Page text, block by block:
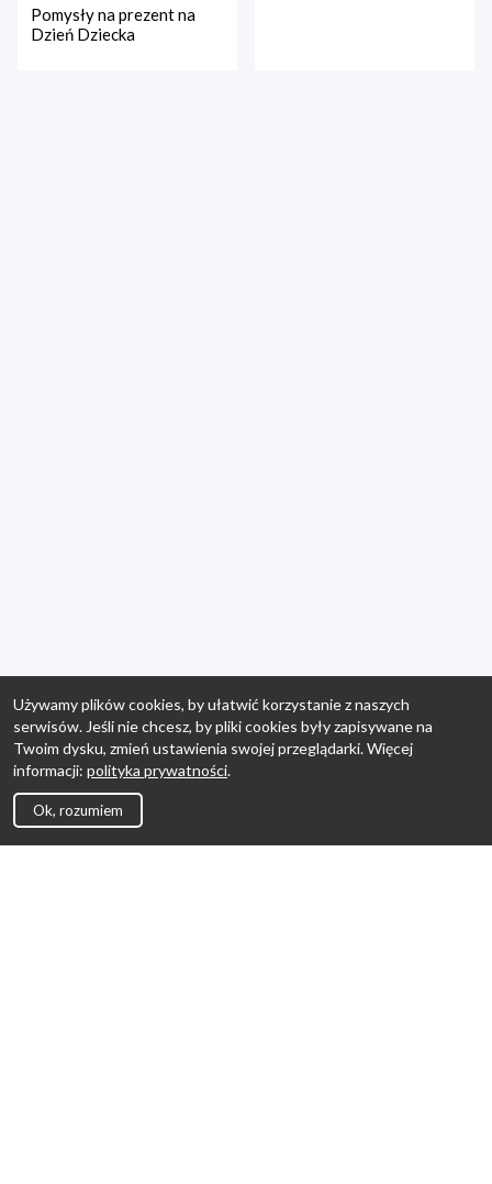
Pomysły na prezent na
Dzień Dziecka
Używamy plików cookies, by ułatwić korzystanie z naszych
serwisów. Jeśli nie chcesz, by pliki cookies były zapisywane na
Twoim dysku, zmień ustawienia swojej przeglądarki. Więcej
informacji: polityka prywatności.
Ok, rozumiem